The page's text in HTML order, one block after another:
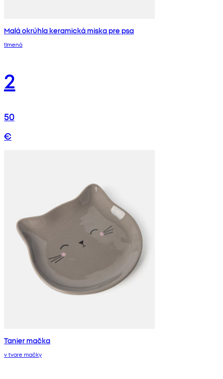
Malá okrúhla keramická miska pre psa
tlmená
2
50
€
Tanier mačka
v tvare mačky